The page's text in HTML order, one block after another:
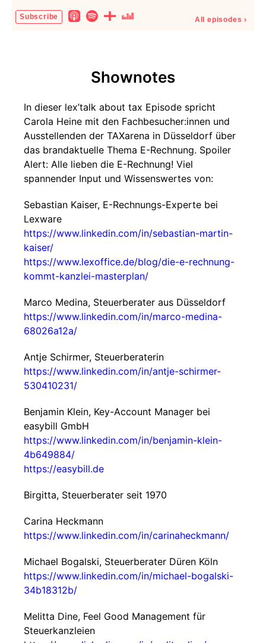
Subscribe All episodes ›
Shownotes
In dieser lex’talk about tax Episode spricht
Carola Heine mit den Fachbesucher:innen und
Ausstellenden der TAXarena in Düsseldorf über
das brandaktuelle Thema E-Rechnung. Spoiler
Alert: Alle lieben die E-Rechnung! Viel
spannender Input und Wissenswertes von:
Sebastian Kaiser, E-Rechnungs-Experte bei
Lexware
https://www.linkedin.com/in/sebastian-martin-
kaiser/
https://www.lexoffice.de/blog/die-e-rechnung-
kommt-kanzlei-masterplan/
Marco Medina, Steuerberater aus Düsseldorf
https://www.linkedin.com/in/marco-medina-
68026a12a/
Antje Schirmer, Steuerberaterin
https://www.linkedin.com/in/antje-schirmer-
530410231/
Benjamin Klein, Key-Account Manager bei
easybill GmbH
https://www.linkedin.com/in/benjamin-klein-
4b649884/
https://easybill.de
Birgitta, Steuerberater seit 1970
Carina Heckmann
https://www.linkedin.com/in/carinaheckmann/
Michael Bogalski, Steuerberater Düren Köln
https://www.linkedin.com/in/michael-bogalski-
34b18312b/
Melitta Dine, Feel Good Management für
Steuerkanzleien